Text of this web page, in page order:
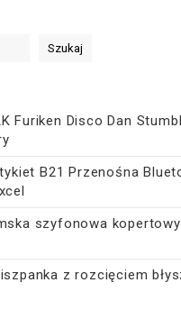
Szukaj
Furiken Disco Dan
B21 Przenośna
szyfonowa
z rozcięciem